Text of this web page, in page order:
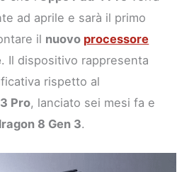
ad aprile e sarà il primo
il nuovo processore
. Il dispositivo rappresenta
rispetto al
Pro, lanciato sei mesi fa e
8 Gen 3.